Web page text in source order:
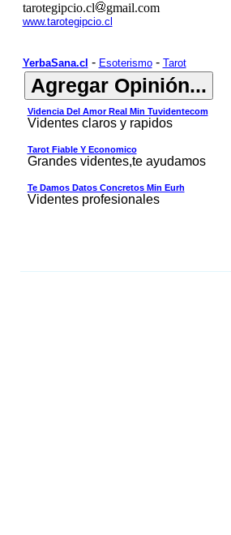
tarotegipcio.cl gmail.com
www.tarotegipcio.cl
YerbaSana.cl - Esoterismo- Tarot
Videncia Del Amor Real Min Tuvidentecom
Videntes claros y rapidos
Tarot Fiable Y Economico
Grandes videntes,te ayudamos
Te Damos Datos Concretos Min Eurh
Videntes profesionales